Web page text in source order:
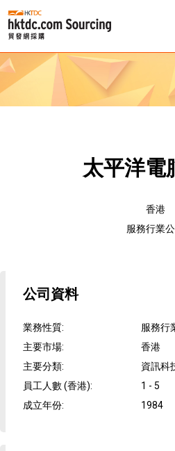
太平洋電
香港
服務行業
公司資料
業務性質:
服務行
主要市場:
香港
主要分類:
資訊科
員工人數 (香港):
1 - 5
成立年份: 1984